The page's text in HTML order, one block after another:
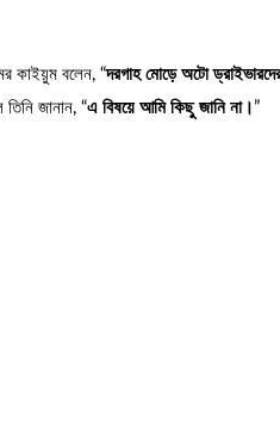
কাইয়ুম বলেন, “দরগাহ মোড়ে অটো
জানান, “এ বিষয়ে আমি কিছু জানি না। ”